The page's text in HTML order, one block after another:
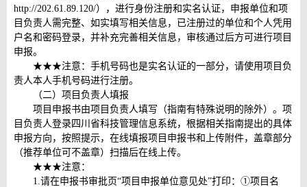
http://202.61.89.120/），进行身份注册和实名认证，申报单位和项
目负责人需完整、如实填写相关信息，已注册过的单位和个人凭用
户名和密码登录，并补充完善相关信息，审核通过后方可进行项目
申报。
★★★注意：手机号码也是实名认证的一部分，请使用项目负
责人本人手机号码进行注册。
（二）项目负责人填报
项目申报书由项目负责人填写（指南有特殊说明的除外）。项
目负责人登录四川省科技管理信息系统，根据相关指南提出的具体
申报方向，按照提示，在线填报项目申报书和上传附件，盖章部分
（推荐单位可不盖章）扫描后在线上传。
★★★注意：
1.请在申报书审批页“项目申报单位意见处”打印：①项目名